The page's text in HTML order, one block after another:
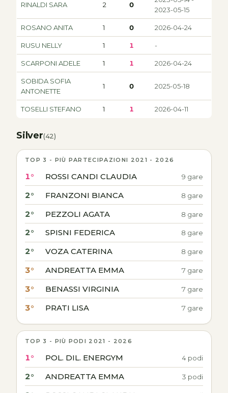
RINALDI SARA 2 0
2023-05-15
ROSANO ANITA 1 0 2026-04-24
RUSU NELLY 1 1 -
SCARPONI ADELE 1 1 2026-04-24
SOBIDA SOFIA
ANTONETTE
1 0 2025-05-18
TOSELLI STEFANO 1 1 2026-04-11
Silver(42)
TOP 3 - PIÙ PARTECIPAZIONI 2021 - 2026
1° ROSSI CANDI CLAUDIA 9 gare
2° FRANZONI BIANCA 8 gare
2° PEZZOLI AGATA 8 gare
2° SPISNI FEDERICA 8 gare
2° VOZA CATERINA 8 gare
3° ANDREATTA EMMA 7 gare
3° BENASSI VIRGINIA 7 gare
3° PRATI LISA 7 gare
TOP 3 - PIÙ PODI 2021 - 2026
1° POL. DIL. ENERGYM 4 podi
2° ANDREATTA EMMA 3 podi